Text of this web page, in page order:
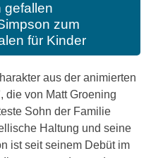
gefallen
zum
für Kinder
aus der animierten
die von Matt Groening
Sohn der Familie
Haltung und seine
ist seit seinem Debüt im